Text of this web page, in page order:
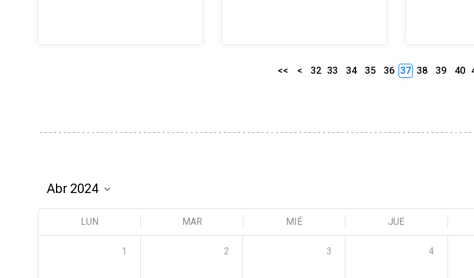
<< < 32 33 34 35 36 37 38 39 40
LUN MAR MIÉ JUE
1 2 3 4